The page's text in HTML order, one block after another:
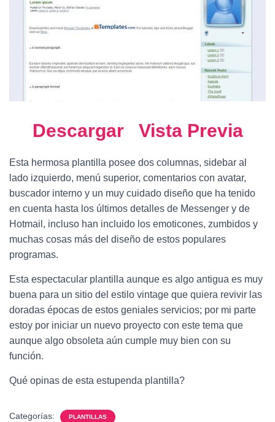
Descargar Vista Previa
Esta hermosa plantilla posee dos columnas, sidebar al
lado izquierdo, menú superior, comentarios con avatar,
buscador interno y un muy cuidado diseño que ha tenido
en cuenta hasta los últimos detalles de Messenger y de
Hotmail, incluso han incluido los emoticones, zumbidos y
muchas cosas más del diseño de estos populares
programas.
Esta espectacular plantilla aunque es algo antigua es muy
buena para un sitio del estilo vintage que quiera revivir las
doradas épocas de estos geniales servicios; por mi parte
estoy por iniciar un nuevo proyecto con este tema que
aunque algo obsoleta aún cumple muy bien con su
función.
Qué opinas de esta estupenda plantilla?
Categorías: PLANTILLAS